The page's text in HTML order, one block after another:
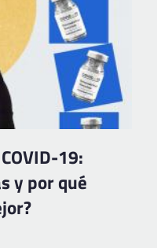
19:
y por qué